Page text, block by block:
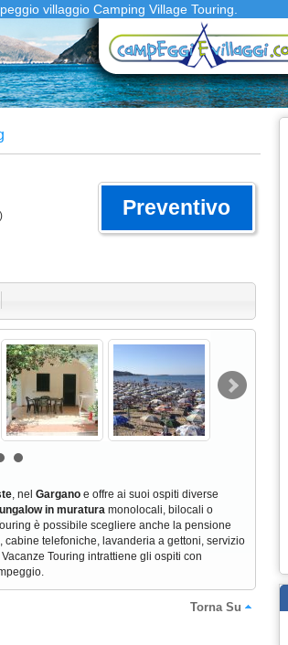
villaggio Camping Village Touring.
Preventivo
, nel Garganoe offre ai suoi ospiti diverse
in muraturamonolocali, bilocali o
è possibile scegliere anche la pensione
telefoniche, lavanderia a gettoni, servizio
Touring intrattiene gli ospiti con
Torna Su